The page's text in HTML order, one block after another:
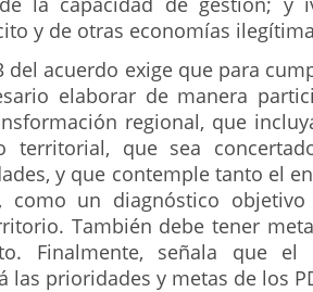
y de otras economías
del acuerdo exige que para
elaborar de manera
regional, que
territorial, que sea
y que contemple tanto el
como un diagnóstico
También debe tener
Finalmente, señala que el
las prioridades y metas de los